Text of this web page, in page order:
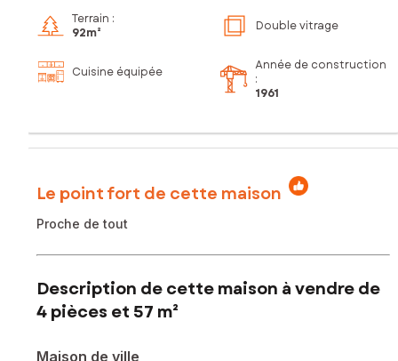
Terrain :
92m²
Double vitrage
Cuisine équipée
Année de construction
:
1961
Le point fort de cette maison
Proche de tout
Description de cette maison à vendre de
4 pièces et 57 m²
Maison de ville